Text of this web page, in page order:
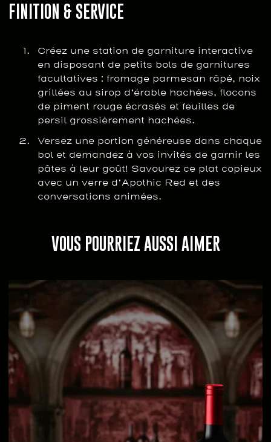
FINITION & SERVICE
Créez une station de garniture interactive
en disposant de petits bols de garnitures
facultatives : fromage parmesan râpé, noix
grillées au sirop d’érable hachées, flocons
de piment rouge écrasés et feuilles de
persil grossièrement hachées.
Versez une portion généreuse dans chaque
bol et demandez à vos invités de garnir les
pâtes à leur goût! Savourez ce plat copieux
avec un verre d’Apothic Red et des
conversations animées.
VOUS POURRIEZ AUSSI AIMER